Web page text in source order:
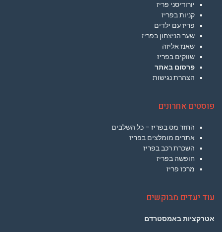
יורודיסני פריז
קניות בפריז
פריז עם ילדים
שער הניצחון בפריז
שאנז אליזה
שווקים בפריז
פרסום באתר
הצהרת נגישות
פוסטים אחרונים
החזר מס בפריז – כל השלבים
אתרים מומלצים בפריז
השכרת רכב בפריז
חופשה בפריז
מרכז פריז
עוד יעדים מבוקשים
אטרקציות באמסטרדם